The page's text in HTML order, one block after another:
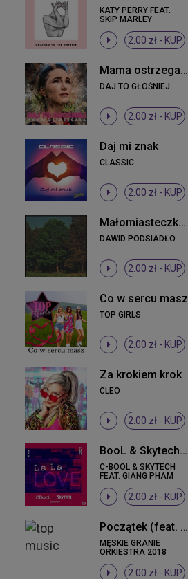
KATY PERRY FEAT.
SKIP MARLEY
2.00 zł - KUP
Mama ostrzegała
DAJ TO GŁOŚNIEJ
2.00 zł - KUP
Daj mi znak
CLASSIC
2.00 zł - KUP
Małomiasteczkowy
DAWID PODSIADŁO
2.00 zł - KUP
Co w sercu masz
TOP GIRLS
2.00 zł - KUP
Za krokiem krok
CLEO
2.00 zł - KUP
BooL & Skytech feat. Giang Pham - La La Love
C-BOOL & SKYTECH
FEAT. GIANG PHAM
2.00 zł - KUP
Początek (feat. Kortez / Dawid Podsiadlo / Krzysztof Zalewski)
MĘSKIE GRANIE
ORKIESTRA 2018
2.00 zł - KUP